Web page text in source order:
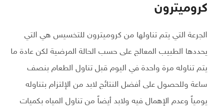
كروميترون
الجرعة التي يتم تناولها من كروميترون للتخسيس هي التي
يحددها الطبيب المعالج على حسب الحالة المرضية لكن عادة ما
يتم تناوله مرة واحدة في اليوم قبل تناول الطعام بنصف
ساعة وللحصول على أفضل النتائج لابد من الإلتزام بتناوله
يومياً وعدم الإهمال فيه ولابد أيضاً من تناول المياه بكميات